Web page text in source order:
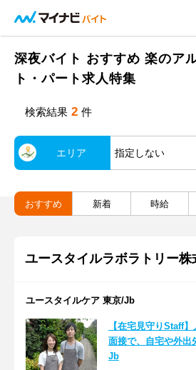
深夜バイト おすすめ 楽のア
ト・パート求人特集
検索結果 2 件
エリア 指定しない
おすすめ 新着 時給
ユースタイルラボラトリー株
ユースタイルケア 東京/Jb
【在宅見守りStaff
面接で、自宅や外
Jb